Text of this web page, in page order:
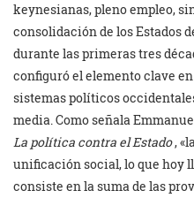
keynesianas, pleno empleo,
consolidación de los Estados
durante las primeras tres
configuró el elemento clave
sistemas políticos
media. Como señala
La política contra el Estado,
unificación social, lo que hoy
consiste en la suma de las